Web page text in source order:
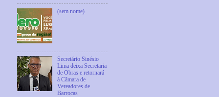
(sem nome)
Secretário Sinésio
Lima deixa Secretaria
de Obras e retornará
à Câmara de
Vereadores de
Barrocas